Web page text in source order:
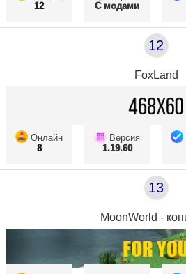
12
С модами
12
FoxLand
Онлайн
8
Версия
1.19.60
13
MoonWorld -